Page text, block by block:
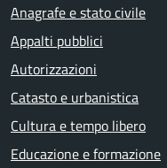
Anagrafe e stato civile
Appalti pubblici
Autorizzazioni
Catasto e urbanistica
Cultura e tempo libero
Educazione e formazione